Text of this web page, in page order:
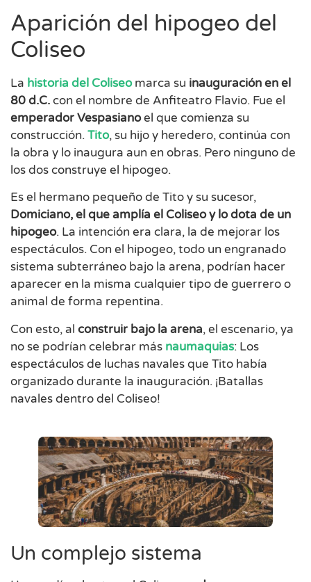
Aparición del hipogeo del
Coliseo
La historia del Coliseomarca su inauguración en el
80 d.C.con el nombre de Anfiteatro Flavio. Fue el
emperadorVespasianoel que comienza su
construcción.Tito, su hijo y heredero, continúa con
la obra y lo inaugura aun en obras. Pero ninguno de
los dos construye el hipogeo.
Es el hermano pequeño de Tito y su sucesor,
Domiciano, el que amplía el Coliseo y lo dota de un
hipogeo. La intención era clara, la de mejorar los
espectáculos. Con el hipogeo, todo un engranado
sistema subterráneo bajo la arena, podrían hacer
aparecer en la misma cualquier tipo de guerrero o
animal de forma repentina.
Con esto, al construir bajo la arena, el escenario, ya
no se podrían celebrar más naumaquias: Los
espectáculos de luchas navales que Tito había
organizado durante la inauguración. ¡Batallas
navales dentro del Coliseo!
Un complejo sistema